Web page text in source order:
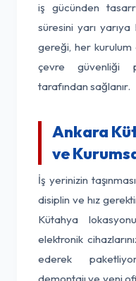
iş gücünden
süresini yarı yarıya
gereği, her kurulum
çevre güvenliği
tarafından sağlanır.
Ankara
ve
İş yerinizin
disiplin ve hız
Kütahya
elektronik
ederek